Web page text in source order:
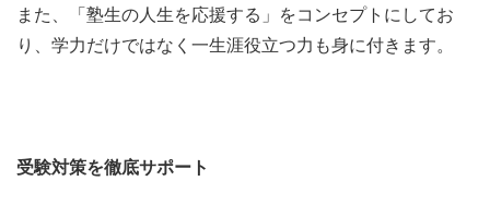
また、「塾生の人生を応援する」をコンセプトにしてお
り、学力だけではなく一生涯役立つ力も身に付きます。
受験対策を徹底サポート